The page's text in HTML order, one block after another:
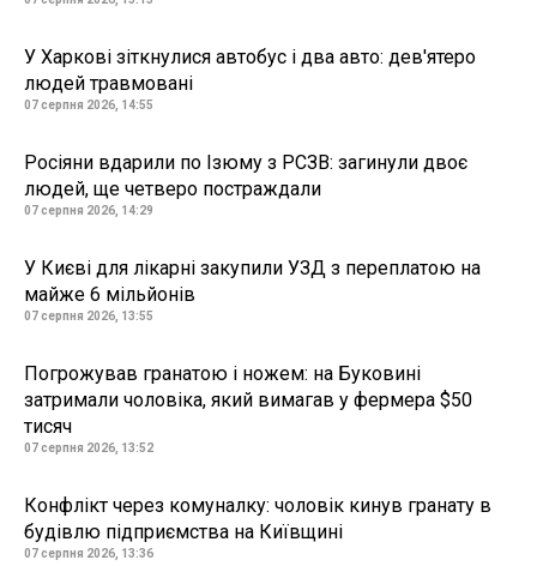
У Харкові зіткнулися автобус і два авто: дев'ятеро
людей травмовані
07 серпня 2026, 14:55
Росіяни вдарили по Ізюму з РСЗВ: загинули двоє
людей, ще четверо постраждали
07 серпня 2026, 14:29
У Києві для лікарні закупили УЗД з переплатою на
майже 6 мільйонів
07 серпня 2026, 13:55
Погрожував гранатою і ножем: на Буковині
затримали чоловіка, який вимагав у фермера $50
тисяч
07 серпня 2026, 13:52
Конфлікт через комуналку: чоловік кинув гранату в
будівлю підприємства на Київщині
07 серпня 2026, 13:36